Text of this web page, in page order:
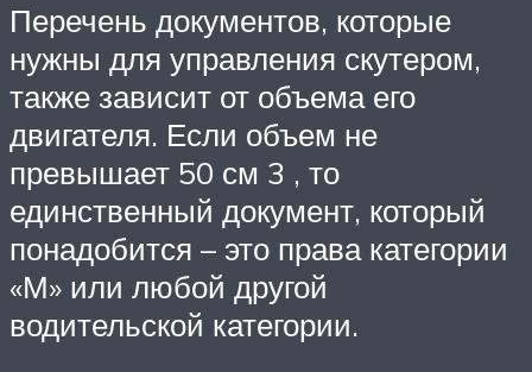
Перечень документов, которые
нужны для управления скутером,
также зависит от объема его
двигателя. Если объем не
превышает 50 см 3 , то
единственный документ, который
понадобится – это права категории
«М» или любой другой
водительской категории.